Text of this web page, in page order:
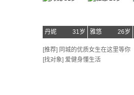
丹妮 31岁 雅悠 26岁
[推荐] 同城的优质女生在这里等你
[找对象] 爱健身懂生活